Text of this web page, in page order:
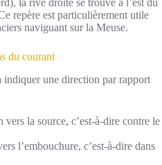
repère est particulièrement utile
naviguant sur la Meuse.
du courant
indiquer une direction par rapport
vers la source, c’est-à-dire contre le
l’embouchure, c’est-à-dire dans